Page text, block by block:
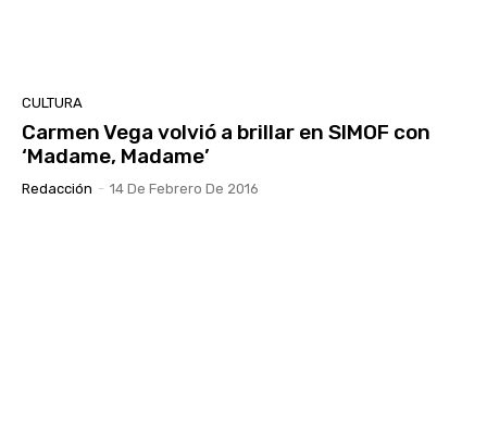
CULTURA
Carmen Vega volvió a brillar en SIMOF con
‘Madame, Madame’
Redacción - 14 De Febrero De 2016